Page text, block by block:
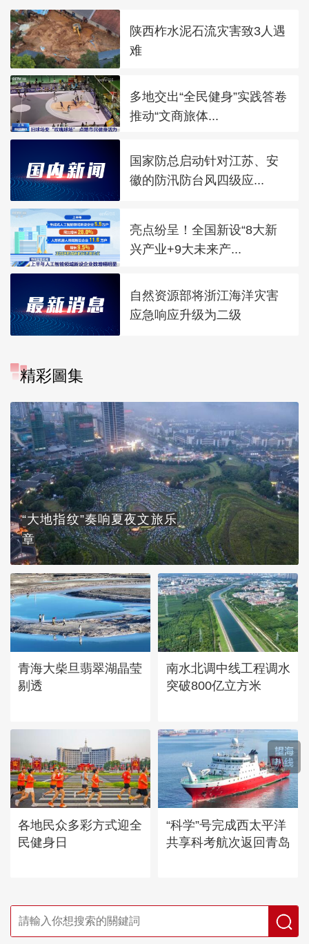
陕西柞水泥石流灾害致3人遇
难
多地交出“全民健身”实践答卷
推动“文商旅体...
国家防总启动针对江苏、安
徽的防汛防台风四级应...
亮点纷呈！全国新设“8大新
兴产业+9大未来产...
自然资源部将浙江海洋灾害
应急响应升级为二级
精彩圖集
“大地指纹”奏响夏夜文旅乐
章
青海大柴旦翡翠湖晶莹
剔透
南水北调中线工程调水
突破800亿立方米
各地民众多彩方式迎全
民健身日
“科学”号完成西太平洋
共享科考航次返回青岛